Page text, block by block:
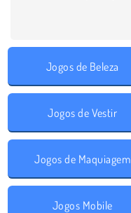
Jogos de Beleza
Jogos de Vestir
Jogos de Maquiagem
Jogos Mobile